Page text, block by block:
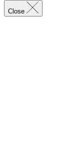
Close